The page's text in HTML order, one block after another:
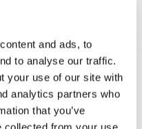
and ads, to
to analyse our traffic.
your use of our site with
analytics partners who
that you’ve